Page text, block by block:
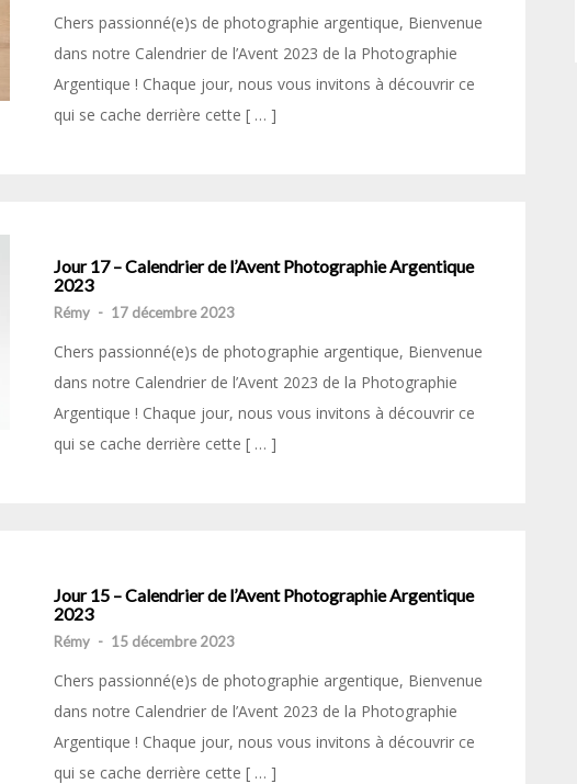
Chers passionné(e)s de photographie argentique, Bienvenue
dans notre Calendrier de l’Avent 2023 de la Photographie
Argentique ! Chaque jour, nous vous invitons à découvrir ce
qui se cache derrière cette [ … ]
Jour 17 – Calendrier de l’Avent Photographie Argentique
2023
Rémy - 17 décembre 2023
Chers passionné(e)s de photographie argentique, Bienvenue
dans notre Calendrier de l’Avent 2023 de la Photographie
Argentique ! Chaque jour, nous vous invitons à découvrir ce
qui se cache derrière cette [ … ]
Jour 15 – Calendrier de l’Avent Photographie Argentique
2023
Rémy - 15 décembre 2023
Chers passionné(e)s de photographie argentique, Bienvenue
dans notre Calendrier de l’Avent 2023 de la Photographie
Argentique ! Chaque jour, nous vous invitons à découvrir ce
qui se cache derrière cette [ … ]